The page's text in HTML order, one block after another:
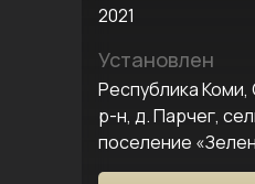
2021
Установлен
Республика
р-н, д. Парчег,
поселение